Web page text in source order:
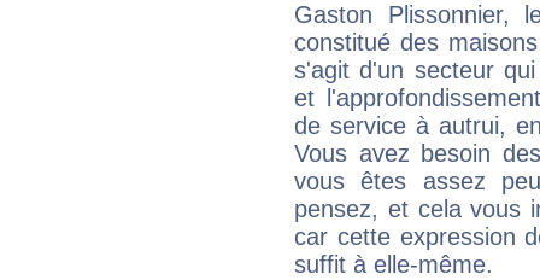
Gaston Plissonnier,
constitué des
s'agit d'un secteur
et
de service à autrui,
Vous avez besoin
vous êtes assez
pensez, et cela vous
car cette expression
suffit à elle-même.